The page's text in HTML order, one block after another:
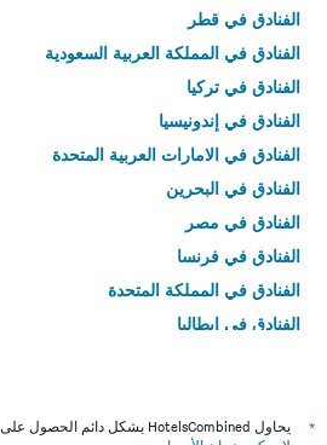
الفنادق في قطر
الفنادق في المملكة العربية السعودية
الفنادق في تركيا
الفنادق في إندونيسيا
الفنادق في الامارات العربية المتحدة
الفنادق في البحرين
الفنادق في مصر
الفنادق في فرنسا
الفنادق في المملكة المتحدة
الفنادق في إيطاليا
*
يحاول HotelsCombined بشكل دائم الحصول على الأسعار الدقيقة، ولكن